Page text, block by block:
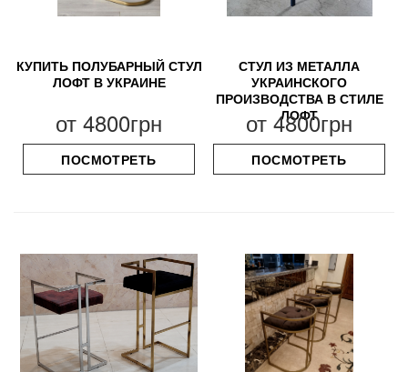
КУПИТЬ ПОЛУБАРНЫЙ СТУЛ
ЛОФТ В УКРАИНЕ
от 4800грн
ПОСМОТРЕТЬ
СТУЛ ИЗ МЕТАЛЛА
УКРАИНСКОГО
ПРОИЗВОДСТВА В СТИЛЕ
ЛОФТ
от 4800грн
ПОСМОТРЕТЬ